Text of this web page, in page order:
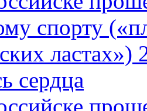
спорту
сердца